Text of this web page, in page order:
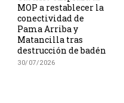
MOP a restablecer la
conectividad de
Pama Arriba y
Matancilla tras
destrucción de badén
30/07/2026